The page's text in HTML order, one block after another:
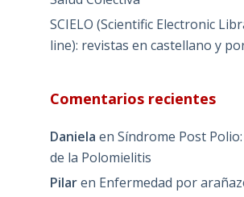
SCIELO (Scientific Electronic
line): revistas en castellano y
Comentarios recientes
Daniela en Síndrome Post
de la Polomielitis
Pilaren Enfermedad por